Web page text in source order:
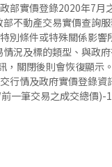
部實價登錄2020年7
不動產交易實價查詢
別條件或特殊關係影
況及標的類型、與政
，關閉後則會恢復顯示。
行情及政府實價登錄
一筆交易之成交總價)-